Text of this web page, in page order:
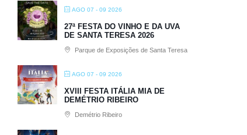
AGO 07 - 09 2026
27ª FESTA DO VINHO E DA UVA
DE SANTA TERESA 2026
Parque de Exposições de Santa Teresa
AGO 07 - 09 2026
XVIII FESTA ITÁLIA MIA DE
DEMÉTRIO RIBEIRO
Demétrio Ribeiro